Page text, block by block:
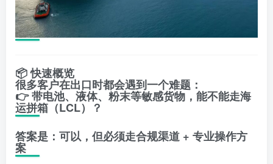
📦快速概览
很多客户在出口时都会遇到一个难题：
👉 带电池、液体、粉末等敏感货物，能不能走海
运拼箱（LCL）？
答案是： 可以，但必须走合规渠道 + 专业操作方
案